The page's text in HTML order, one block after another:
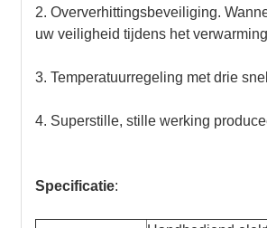
2. Oververhittingsbeveiliging.
uw veiligheid tijdens het
3. Temperatuurregeling met drie
4. Superstille, stille werking
Specificatie: